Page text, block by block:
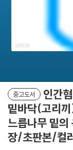
중고도서
인간
밑바닥(고리
느릅나무 밑
장/초판본/컬